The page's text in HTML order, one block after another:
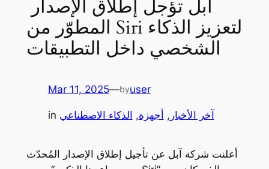
المطوّر من Siri لتعزيز الذكاء
الشخصي داخل التطبيقات
Mar 11, 2025—byuser
in آخر الأخبار , أجهزة, الذكاء الاصطناعي
أعلنت شركة آبل عن تأجيل إطلاق الإصدار المُحدّث